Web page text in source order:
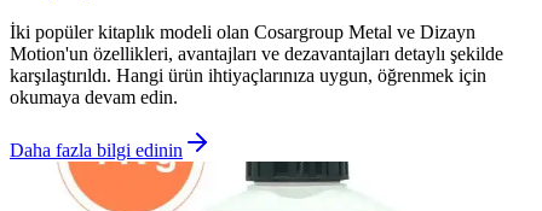
İki popüler kitaplık modeli olan Cosargroup Metal ve Dizayn
Motion'un özellikleri, avantajları ve dezavantajları detaylı şekilde
karşılaştırıldı. Hangi ürün ihtiyaçlarınıza uygun, öğrenmek için
okumaya devam edin.
Daha fazla bilgi edinin